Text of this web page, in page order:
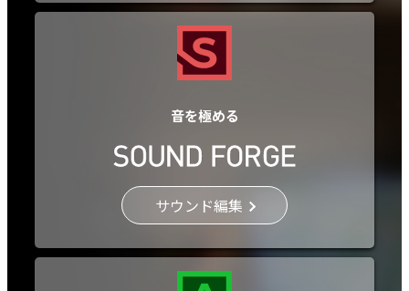
音を極める
サウンド編集